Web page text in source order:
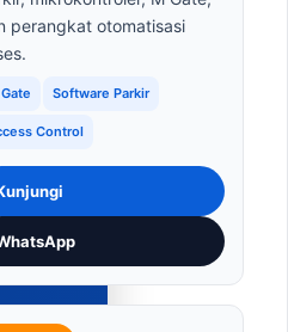
perangkat otomatisasi
Software Parkir
Control